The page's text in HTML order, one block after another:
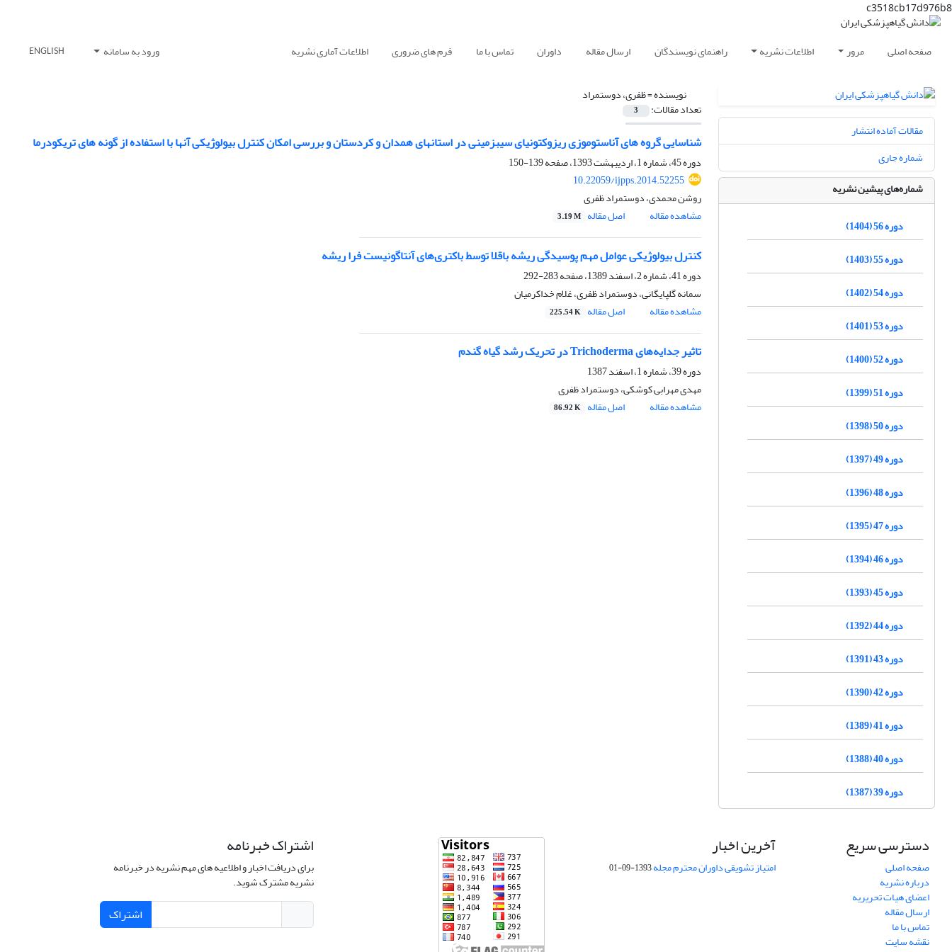
c3518cb17d976b8
صفحه اصلی مرور اطلاعات نشریه راهنمای نویسندگان ارسال مقاله داوران تماس با ما فرم های ضروری اطلاعات آماری نشریه ورود به سامانه ENGLISH
نویسنده =ظفری، دوستمراد
تعداد مقالات: 3
شناسایی گروه ‏های آناستوموزی ریزوکتونیای سیب‏زمینی در استان‏های همدان و کردستان و بررسی امکان کنترل بیولوژیکی آنها با استفاده از گونه‏ های تریکودرما
دوره 45، شماره 1، اردیبهشت 1393، صفحه
139-150
10.22059/ijpps.2014.52255
روشن محمدی، دوستمراد ظفری
مشاهده مقاله
اصل مقاله 3.19 M
کنترل بیولوژیکی عوامل مهم پوسیدگی ریشه‌ باقلا توسط باکتری‌ها‌ی آنتاگونیست فرا ریشه
دوره 41، شماره 2، اسفند 1389، صفحه
283-292
سمانه گلپایگانی، دوستمراد ظفری، غلام خداکرمیان
مشاهده مقاله
اصل مقاله 225.54 K
تاثیر جدایه‌های Trichoderma در تحریک رشد گیاه گندم
دوره 39، شماره 1، اسفند 1387
مهدی مهرابی کوشکی، دوستمراد ظفری
مشاهده مقاله
اصل مقاله 86.92 K
مقالات آماده انتشار
شماره جاری
شماره‌های پیشین نشریه
دوره 56 (1404)
دوره 55 (1403)
دوره 54 (1402)
دوره 53 (1401)
دوره 52 (1400)
دوره 51 (1399)
دوره 50 (1398)
دوره 49 (1397)
دوره 48 (1396)
دوره 47 (1395)
دوره 46 (1394)
دوره 45 (1393)
دوره 44 (1392)
دوره 43 (1391)
دوره 42 (1390)
دوره 41 (1389)
دوره 40 (1388)
دوره 39 (1387)
دسترسی سریع
صفحه اصلی
درباره نشریه
اعضای هیات تحریریه
ارسال مقاله
تماس با ما
نقشه سایت
آخرین اخبار
امتیاز تشویقی داوران محترم مجله1393-09-01
اشتراک خبرنامه
برای دریافت اخبار و اطلاعیه های مهم نشریه در خبرنامه
نشریه مشترک شوید.
اشتراک